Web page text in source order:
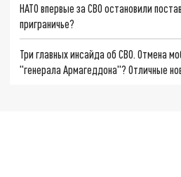
НАТО впервые за СВО остановили
приграничье?
Три главных инсайда об СВО. Отмена
"генерала Армагеддона"? Отличные